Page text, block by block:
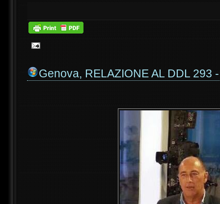
Genova, RELAZIONE AL DDL 293